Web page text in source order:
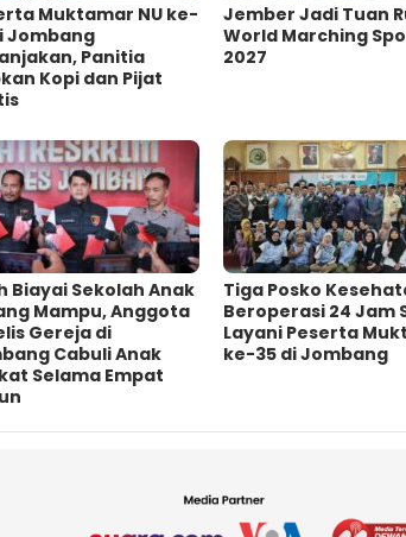
Muktamar NU ke-
Jombang
Panitia
Kopi dan Pijat
Jember Jadi Tuan
World Marching
2027
Biayai Sekolah Anak
Mampu, Anggota
Gereja di
Cabuli Anak
Selama Empat
Tiga Posko
Beroperasi 24 Jam
Layani Peserta
ke-35 di Jombang